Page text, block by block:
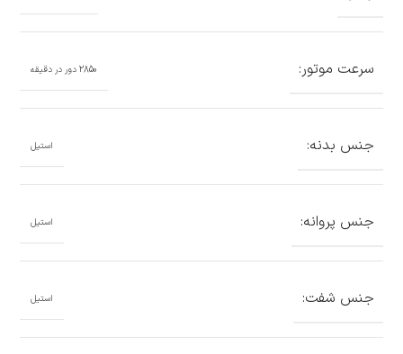
سرعت موتور: 2850 دور در دقیقه
جنس بدنه: استیل
جنس پروانه: استیل
جنس شفت: استیل